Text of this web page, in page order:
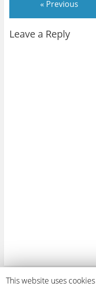
« Previous
Leave a Reply
This website uses